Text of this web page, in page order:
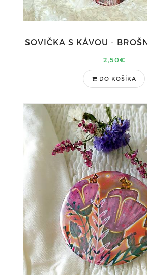
SOVIČKA S KÁVOU -
2,50€
DO KOŠÍKA